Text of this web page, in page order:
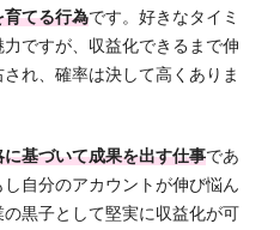
てる行為です。好きなタイミ
ですが、収益化できるまで伸
れ、確率は決して高くありま
に基づいて成果を出す仕事であ
自分のアカウントが伸び悩ん
黒子として堅実に収益化が可